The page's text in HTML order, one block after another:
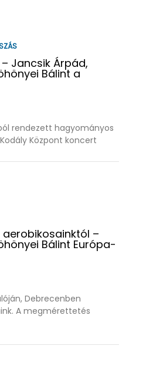
Jancsik Árpád,
Bálint a
rendezett hagyományos
Központ koncert
–
Bálint Európa-
Debrecenben
A megmérettetés